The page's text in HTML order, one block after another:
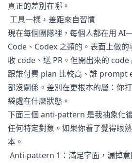
真正的差別在哪。
工具一樣，差距來自習慣
現在每個團隊裡，每個人都在用
Code、Codex 之類的。表面上做
收 code、送 PR。但開出來的 code
跟誰付費 plan 比較高、誰 prompt
都沒關係。差別在更根本的層：你
袋處在什麼狀態。
下面三個 anti-pattern 是我抽象化
任何特定對象。如果你看了覺得眼
本。
Anti-pattern 1：滿足字面，漏掉意